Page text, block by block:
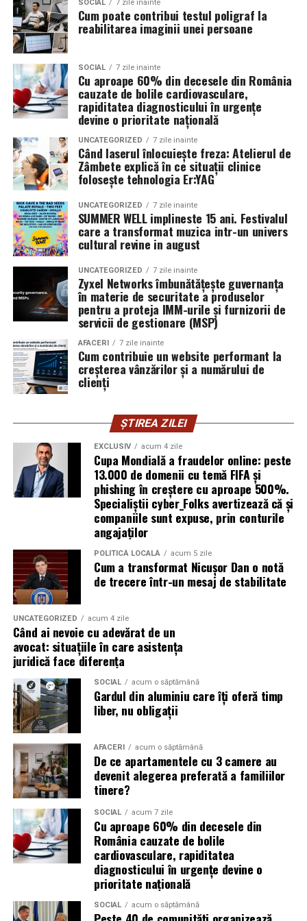
clienții. A pornit de la convingerea că oamenii cumpără
de la oameni, nu de la branduri, iar asta înseamnă că
prezența personală contează la fel de mult ca produsul.
Iuliana Gabriela Enescueste specialist în fotografie si
videografie cu dronă. Știe că domeniul ei este dominat
de bărbați și că vizibilitatea ei ca profesionistă este, în
Isabela Alexandruoferă servicii de consiliere de cuplu
și psihoterapie. Lucrează zilnic cu oameni care încearcă
să se înțeleagă mai bine și crede că autenticitatea
trebuie să înceapă de la ea.
Oana Teslarueste consultant financiar și expert în
investiții imobiliare. A ales să fie prezentă cu vocea ei
într-un domeniu în care credibilitatea se construiește
greu și se pierde repede.
Mirela Iacobvinde cosmetice naturale și lucrează cu
femei care vor produse în care au încredere. Prezența ei
publică este, pentru clientele ei, primul semn că brandul
ei e real.
antreprenori care vor să ia decizii mai aliniate cu ce sunt
ei cu adevărat. Alege să fie vizibilă pentru că domeniul ei
câștigă credibilitate prin oameni, nu prin concepte.
Mihaela Antocheactivează în nutriție și sănătate.
Crede că informația corectă ajunge la oamenii potriviți
doar atunci când vine de la o sursă cu chip și nume.
De ce contează vizibilitatea, nu
doar activitatea
Campania „Aleg să fiu vizibilă” (
este doar despre fotografie. Este despre o decizie pe
care fiecare dintre aceste femei a luat-o conștient: să nu
mai lase calitatea muncii lor să rămână un secret bine
păzit.
România are sute de mii de femei antreprenor. Mulți
dintre cei care ar beneficia de serviciile lor nu le cunosc,
nu pentru că nu le caută, ci pentru că nu le găsesc.
Vizibilitatea profesională nu este vanitate. Este o parte
din afacere.
Asociația Antreprenoare.ro a construit, prin această
campanie, o arhivă de povești reale. Toate participantele
din prima rundă vor apărea pe prima pagină a
antreprenoare.rotimp de un an.
Campania #AlegSaFiuVizibila
continuă
SOCIAL 7 zile inainte
Cum poate contribui testul poligraf la
reabilitarea imaginii unei persoane
SOCIAL 7 zile inainte
Cu aproape 60% din decesele din România
cauzate de bolile cardiovasculare,
rapiditatea diagnosticului în urgențe
devine o prioritate națională
UNCATEGORIZED 7 zile inainte
Când laserul înlocuiește freza: Atelierul de
Zâmbete explică în ce situații clinice
folosește tehnologia Er:YAG
UNCATEGORIZED 7 zile inainte
SUMMER WELL implineste 15 ani. Festivalul
care a transformat muzica intr-un univers
cultural revine in august
UNCATEGORIZED 7 zile inainte
Zyxel Networks îmbunătățește guvernanța
în materie de securitate a produselor
pentru a proteja IMM-urile și furnizorii de
servicii de gestionare (MSP)
AFACERI 7 zile inainte
Cum contribuie un website performant la
creșterea vânzărilor și a numărului de
clienți
ȘTIREA ZILEI
EXCLUSIV acum 4 zile
Cupa Mondială a fraudelor online: peste
13.000 de domenii cu temă FIFA și
phishing în creștere cu aproape 500%.
Specialiștii cyber_Folks avertizează că și
companiile sunt expuse, prin conturile
angajaților
POLITICĂ LOCALĂ acum 5 zile
Cum a transformat Nicușor Dan o notă
de trecere într-un mesaj de stabilitate
UNCATEGORIZED acum 4 zile
Când ai nevoie cu adevărat de un
avocat: situațiile în care asistența
juridică face diferența
SOCIAL acum o săptămână
Gardul din aluminiu care îți oferă timp
liber, nu obligații
AFACERI acum o săptămână
De ce apartamentele cu 3 camere au
devenit alegerea preferată a familiilor
tinere?
SOCIAL acum 7 zile
Cu aproape 60% din decesele din
România cauzate de bolile
cardiovasculare, rapiditatea
diagnosticului în urgențe devine o
prioritate națională
SOCIAL acum o săptămână